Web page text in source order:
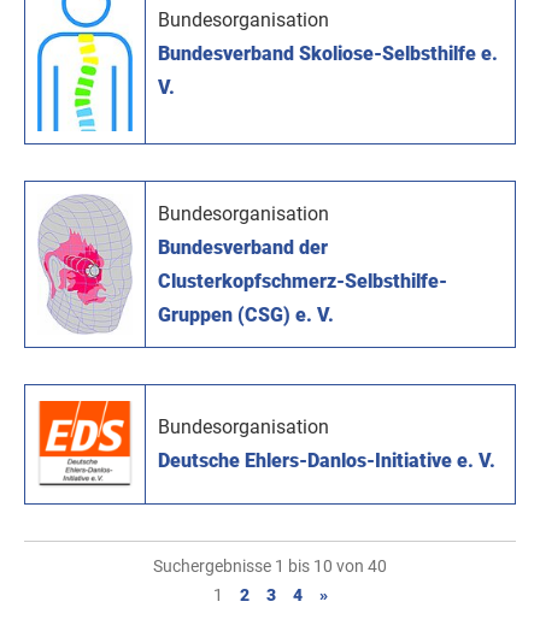
Bundesorganisation
Bundesverband Skoliose-Selbsthilfe e.
V.
Bundesorganisation
Bundesverband der
Clusterkopfschmerz-Selbsthilfe-
Gruppen (CSG) e. V.
Bundesorganisation
Deutsche Ehlers-Danlos-Initiative e. V.
Suchergebnisse 1 bis 10 von 40
1
2 3 4 »